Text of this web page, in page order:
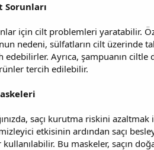
Sorunları
için cilt problemleri yaratabilir.
nedeni, sülfatların cilt üzerinde
edebilirler. Ayrıca, şampuanın
tercih edilebilir.
saçı kurutma riskini
etkisinin ardından saçı
Bu maskeler, saçın